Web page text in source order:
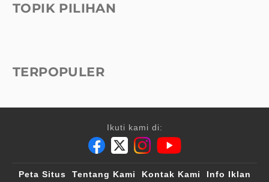
TOPIK PILIHAN
TERPOPULER
Ikuti kami di:
Peta Situs Tentang Kami Kontak Kami Info Iklan